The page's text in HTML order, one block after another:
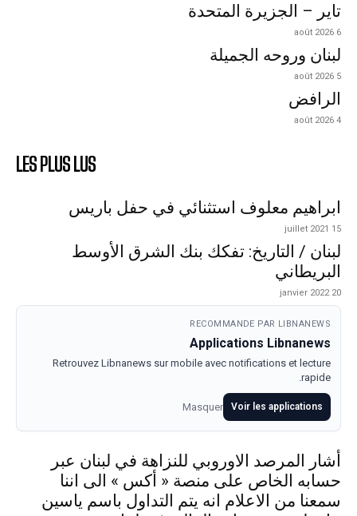
تاير – الجزيرة المتحدة
6 août 2026
لبنان وروحه الجميلة
5 août 2026
الرافض
4 août 2026
LES PLUS LUS
ابراهيم معلوف استثنائي في حفل باريس
15 juillet 2021
لبنان / التاريخ: تفكك بنك الشرق الأوسط
البريطاني
20 janvier 2022
RECOMMANDE PAR LIBNANEWS
Applications Libnanews
Retrouvez Libnanews sur mobile avec notifications et lecture
rapide.
Voir les applications
Masquer
أشار المرصد الاوروبي للنزاهة في لبنان عبر
حسابه الخاص على منصة « أكس » الى اننا
سمعنا من الاعلام انه يتم التداول باسم ياسين